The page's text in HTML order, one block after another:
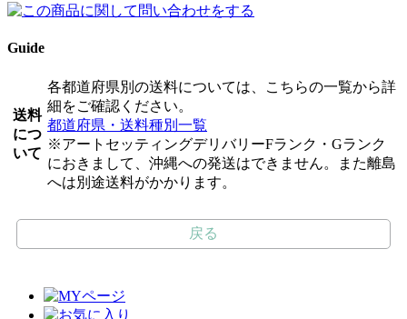
Guide
送料
につ
いて
各都道府県別の送料については、こちらの一覧から詳
細をご確認ください。
都道府県・送料種別一覧
※アートセッティングデリバリーFランク・Gランク
におきまして、沖縄への発送はできません。また離島
へは別途送料がかかります。
戻る